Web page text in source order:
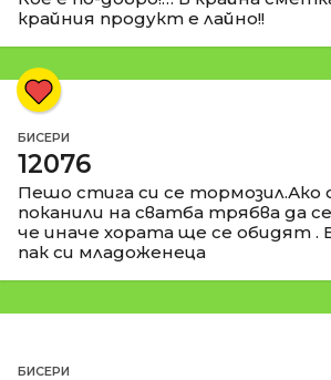
крайния продукт е лайно!!
БИСЕРИ
12076
Пешо стига си се тормозил.Ако
поканили на сватба трябва да
че иначе хората ще се обидят .
пак си младоженеца
БИСЕРИ